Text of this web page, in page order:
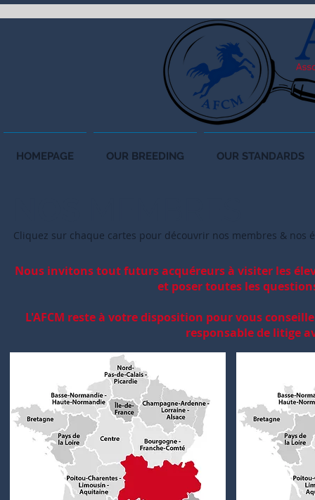
HOMEPAGE OUR BREEDING OUR STANDARDS
Cliquez sur chaque cartes pour découvrir nos membres & nos
Nous invitons tout futurs acquéreurs à visiter les
et poser toutes les
L'AFCM reste à votre disposition pour vous
responsable de litige